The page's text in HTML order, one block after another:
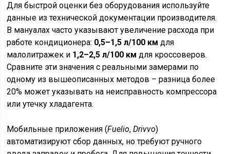
Для быстрой оценки без оборудования используйте
данные из технической документации производителя.
В мануалах часто указывают увеличение расхода при
работе кондиционера: 0,5–1,5 л/100 км для
малолитражек и 1,2–2,5 л/100 км для кроссоверов.
Сравните эти значения с реальными замерами по
одному из вышеописанных методов – разница более
20% может указывать на неисправность компрессора
или утечку хладагента.
Мобильные приложения (Fuelio,Drivvo)
автоматизируют сбор данных, но требуют ручного